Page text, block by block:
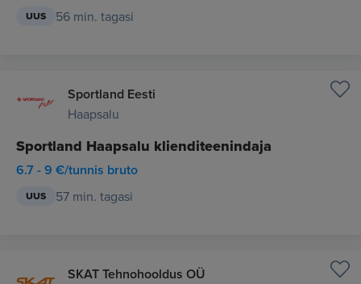
UUS 56 min. tagasi
Sportland Eesti
Haapsalu
Sportland Haapsalu klienditeenindaja
6.7 - 9 €/tunnis bruto
UUS 57 min. tagasi
SKAT Tehnohooldus OÜ